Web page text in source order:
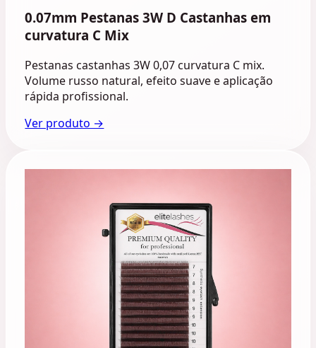
0.07mm Pestanas 3W D Castanhas em
curvatura C Mix
Pestanas castanhas 3W 0,07 curvatura C mix.
Volume russo natural, efeito suave e aplicação
rápida profissional.
Ver produto →